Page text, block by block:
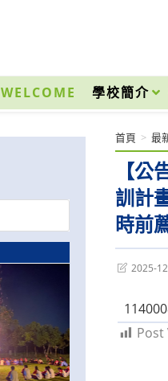
WELCOME 學校簡介
【
訓計
時前
首頁 > 最
Post2025-
Post